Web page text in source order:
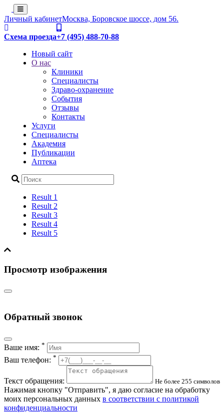
Личный кабинетМосква, Боровское шоссе, дом 56.
Схема проезда+7 (495) 488-70-88
Новый сайт
О нас
Клиники
Специалисты
Здраво-охранение
События
Отзывы
Контакты
Услуги
Специалисты
Академия
Публикации
Аптека
Result 1
Result 2
Result 3
Result 4
Result 5
Просмотр изображения
Обратный звонок
Ваше имя: *
Ваш телефон: *
Текст обращения: Не более 255 символов
Нажимая кнопку "Отправить", я даю согласие на обработку
моих персональных данных в соответствии с политикой
конфиденциальности